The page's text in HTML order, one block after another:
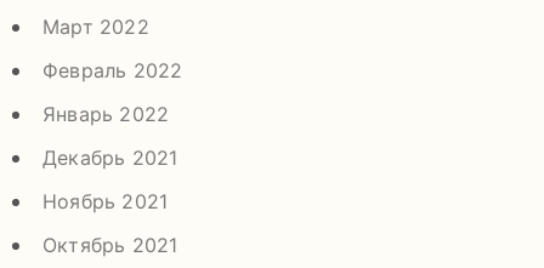
Март 2022
Февраль 2022
Январь 2022
Декабрь 2021
Ноябрь 2021
Октябрь 2021